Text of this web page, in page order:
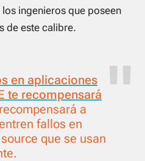
ingenieros que poseen
de este calibre.
en aplicaciones
te recompensará
a
fallos en
que se usan